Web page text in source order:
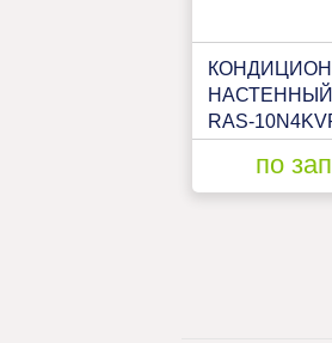
НАСТЕННЫЙ
RAS-
по